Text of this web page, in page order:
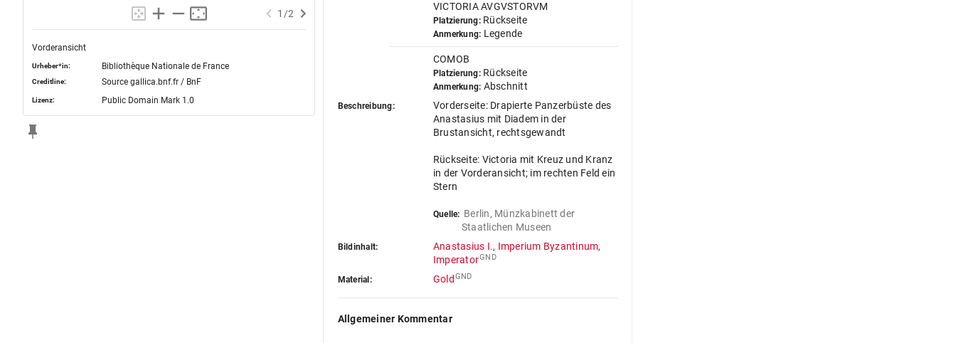
1 /2
Vorderansicht
Urheber*in: Bibliothèque Nationale de France
Creditline: Source gallica.bnf.fr / BnF
Lizenz: Public Domain Mark 1.0
VICTORIA AVGVSTORVM
Platzierung:Rückseite
Anmerkung: Legende
COMOB
Platzierung:Rückseite
Anmerkung: Abschnitt
Beschreibung:
Vorderseite: Drapierte Panzerbüste des
Anastasius mit Diadem in der
Brustansicht, rechtsgewandt
Rückseite: Victoria mit Kreuz und Kranz
in der Vorderansicht; im rechten Feld ein
Stern
Quelle: Berlin, Münzkabinett der
Staatlichen Museen
Bildinhalt:
Anastasius I., Imperium Byzantinum,
ImperatorGND
Material: Gold GND
Allgemeiner Kommentar